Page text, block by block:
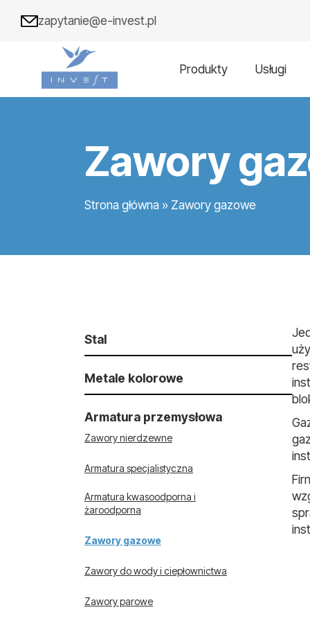
zapytanie@e-invest.pl
Produkty Usługi
Zawory
Strona główna » Zawory gazowe
Stal
Metale kolorowe
Armatura przemysłowa
Zawory nierdzewne
Armatura specjalistyczna
Armatura kwasoodporna i
żaroodporna
Zawory gazowe
Zawory do wody i ciepłownictwa
Zawory parowe